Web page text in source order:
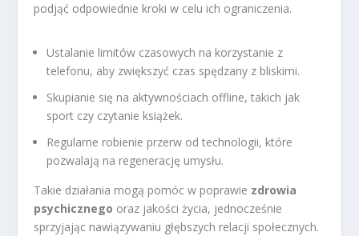
podjąć odpowiednie kroki w celu ich ograniczenia.
Ustalanie limitów czasowych na korzystanie z
telefonu, aby zwiększyć czas spędzany z bliskimi.
Skupianie się na aktywnościach offline, takich jak
sport czy czytanie książek.
Regularne robienie przerw od technologii, które
pozwalają na regenerację umysłu.
Takie działania mogą pomóc w poprawie zdrowia
psychicznego oraz jakości życia, jednocześnie
sprzyjając nawiązywaniu głębszych relacji społecznych.